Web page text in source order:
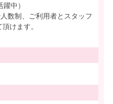
中）
数制、ご利用者とスタッフ
けます。